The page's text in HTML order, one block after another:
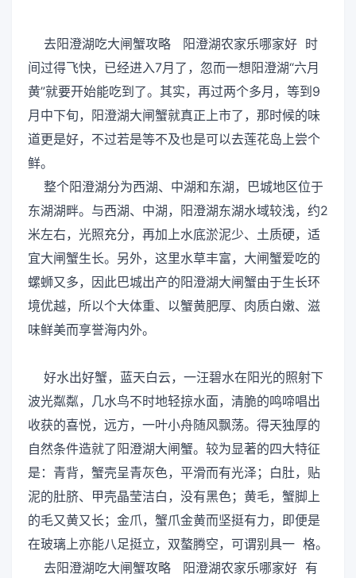
去阳澄湖吃大闸蟹攻略 阳澄湖农家乐哪家好 时
间过得飞快，已经进入7月了，忽而一想阳澄湖“六月
黄”就要开始能吃到了。其实，再过两个多月，等到9
月中下旬，阳澄湖大闸蟹就真正上市了，那时候的味
道更是好，不过若是等不及也是可以去莲花岛上尝个
鲜。
整个阳澄湖分为西湖、中湖和东湖，巴城地区位于
东湖湖畔。与西湖、中湖，阳澄湖东湖水域较浅，约2
米左右，光照充分，再加上水底淤泥少、土质硬，适
宜大闸蟹生长。另外，这里水草丰富，大闸蟹爱吃的
螺蛳又多，因此巴城出产的阳澄湖大闸蟹由于生长环
境优越，所以个大体重、以蟹黄肥厚、肉质白嫩、滋
味鲜美而享誉海内外。
好水出好蟹，蓝天白云，一汪碧水在阳光的照射下
波光粼粼，几水鸟不时地轻掠水面，清脆的鸣啼唱出
收获的喜悦，远方，一叶小舟随风飘荡。得天独厚的
自然条件造就了阳澄湖大闸蟹。较为显著的四大特征
是：青背，蟹壳呈青灰色，平滑而有光泽；白肚，贴
泥的肚脐、甲壳晶莹洁白，没有黑色；黄毛，蟹脚上
的毛又黄又长；金爪，蟹爪金黄而坚挺有力，即便是
在玻璃上亦能八足挺立，双螯腾空，可谓别具一 格。
去阳澄湖吃大闸蟹攻略 阳澄湖农家乐哪家好 有